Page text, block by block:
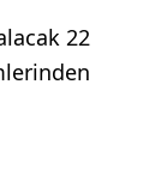
22